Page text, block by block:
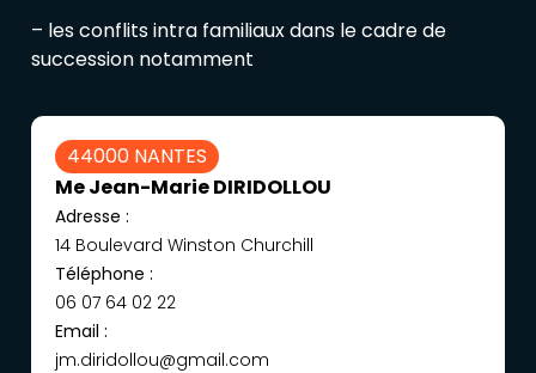
44000 NANTES
Me Jean-Marie DIRIDOLLOU
Adresse :
14 Boulevard Winston Churchill
Téléphone :
06 07 64 02 22
Email :
jm.diridollou@gmail.com
– les conflits intra familiaux dans le cadre de
succession notamment